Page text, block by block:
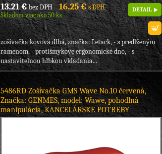
13,21 €bez DPH 16,25 €s DPH
Skladom viac ako 50 ks
DETAIL
zošívačka kovová dlhá, značka: Letack, - s predľženým
ramenom, - protišmykove ergonomické dno, - s
nastaviteľnou hľbkou vkladania...
5486RD Zošívačka GMS Wave No.10 červená,
Značka: GENMES, model: Wawe, pohodlná
manipulácia, KANCELÁRSKE POTREBY